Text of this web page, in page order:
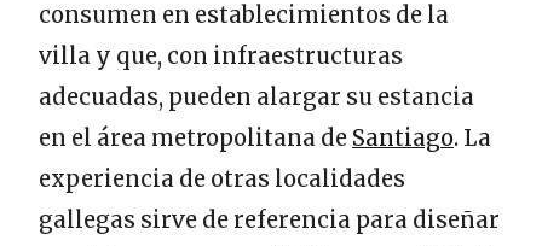
consumen en establecimientos de la
villa y que, con infraestructuras
adecuadas, pueden alargar su estancia
en el área metropolitana de Santiago. La
experiencia de otras localidades
gallegas sirve de referencia para diseñar